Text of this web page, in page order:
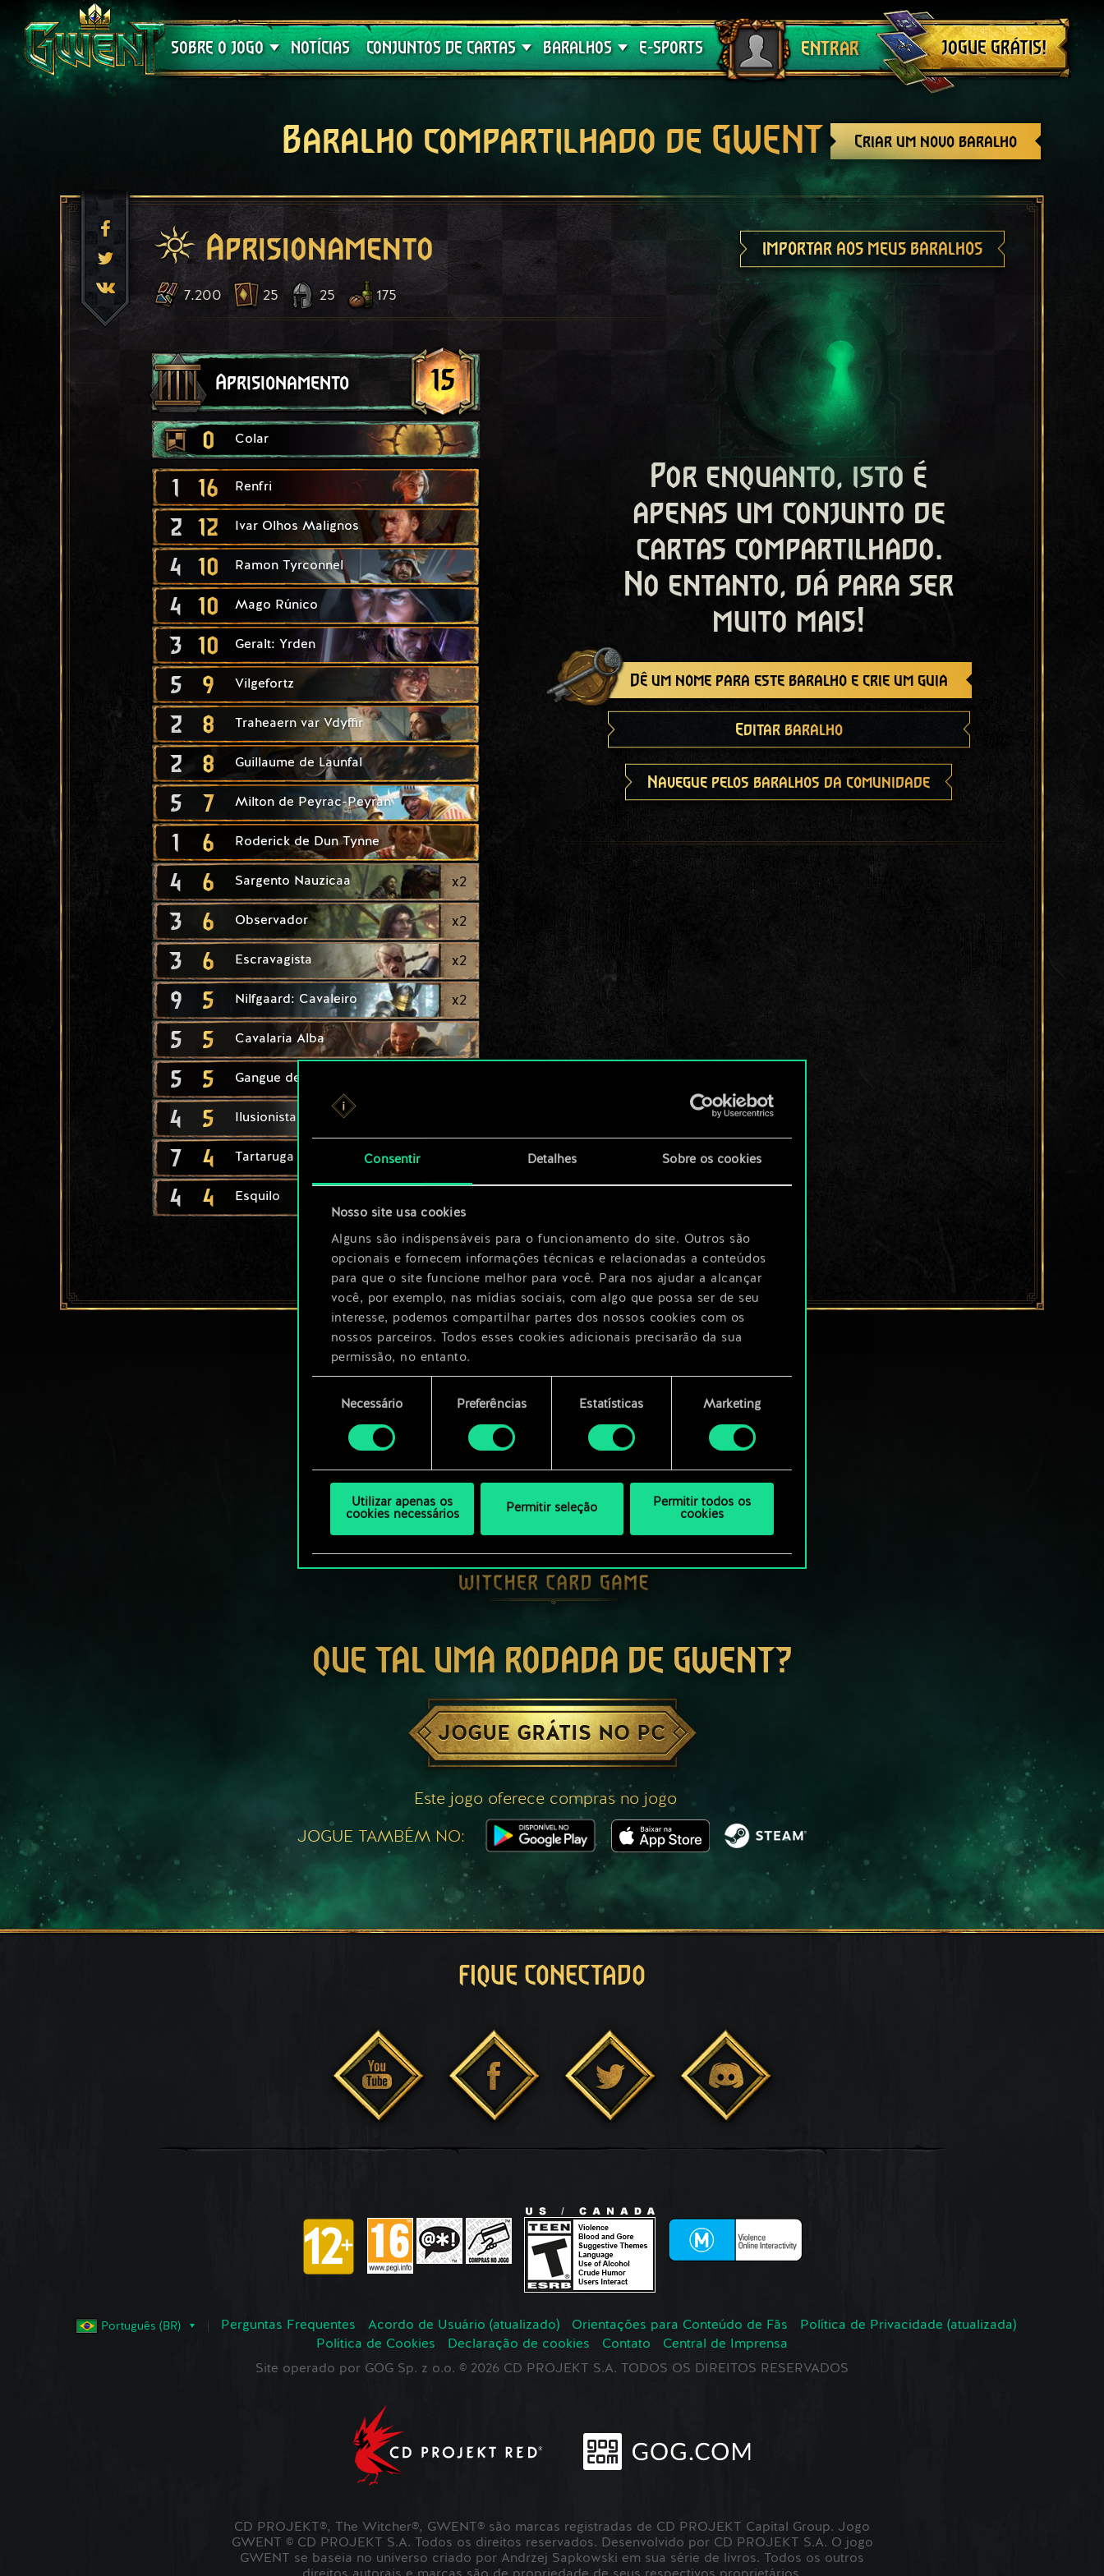
Consentir Detalhes Sobre os cookies
Nosso site usa cookies
Alguns são indispensáveis para o funcionamento do site. Outros são
opcionais e fornecem informações técnicas e relacionadas a conteúdos
para que o site funcione melhor para você. Para nos ajudar a alcançar
você, por exemplo, nas mídias sociais, com algo que possa ser de seu
interesse, podemos compartilhar partes dos nossos cookies com os
nossos parceiros. Todos esses cookies adicionais precisarão da sua
permissão, no entanto.
Você encontrará todos os detalhes sobre o uso de cookies e poderá
consentimento
Necessário Preferências Estatísticas Marketing
Utilizar apenas os
cookies necessários
Permitir seleção
Permitir todos os
cookies
SOBRE O JOGO
Suporte
NOTÍCIAS CONJUNTOS DE CARTAS
Crimson Curse
BARALHOS
Guia de Baralhos
E-SPORTS ENTRAR
Sair
JOGUE GRÁTIS!
Criar um novo baralho
Baralho compartilhado de GWENT
Aprisionamento IMPORTAR AOS MEUS BARALHOS
7.200 25 25 175
Aprisionamento 15
0 Colar
1 16 Renfri
2 12 Ivar Olhos Malignos
4 10 Ramon Tyrconnel
4 10 Mago Rúnico
3 10 Geralt: Yrden
5 9 Vilgefortz
2 8 Traheaern var Vdyffir
2 8 Guillaume de Launfal
5 7 Milton de Peyrac-Peyran
1 6 Roderick de Dun Tynne
4 6 Sargento Nauzicaa x2
3 6 Observador x2
3 6 Escravagista x2
9 5 Nilfgaard: Cavaleiro x2
5 5 Cavalaria Alba
5 5 Gangue de Renfri
4 5 Ilusionista
7 4 Tartaruga Ard Feainn
4 4 Esquilo
Por enquanto, isto é
apenas um conjunto de
cartas compartilhado.
No entanto, dá para ser
muito mais!
Dê um nome para este baralho e crie um guia
Editar baralho
Navegue pelos baralhos da comunidade
QUE TAL UMA RODADA DE GWENT?
JOGUE GRÁTIS NO PC
Este jogo oferece compras no jogo
JOGUE TAMBÉM NO:
FIQUE CONECTADO
Português (BR) Perguntas Frequentes Acordo de Usuário (atualizado) Orientações para Conteúdo de Fãs
Política de Privacidade (atualizada)
Política de Cookies
Declaração de cookies Contato
Central de Imprensa
Site operado por GOG Sp. z o.o. © 2026 CD PROJEKT S.A. TODOS OS DIREITOS RESERVADOS
CD PROJEKT®, The Witcher®, GWENT® são marcas registradas de CD PROJEKT Capital Group. Jogo
GWENT © CD PROJEKT S.A. Todos os direitos reservados. Desenvolvido por CD PROJEKT S.A. O jogo
GWENT se baseia no universo criado por Andrzej Sapkowski em sua série de livros. Todos os outros